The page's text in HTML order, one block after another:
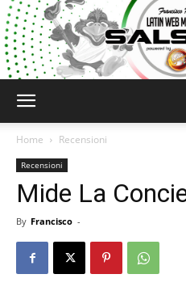
Home Recensioni
Recensioni
Mide La
By Francisco -